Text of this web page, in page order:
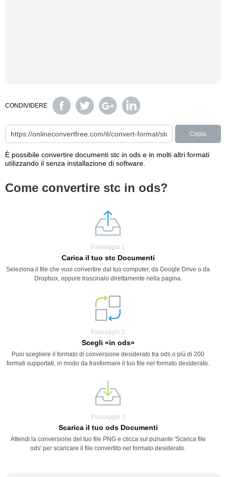
CONDIVIDERE
Copia
È possibile convertire documenti stc in ods e in molti altri formati
utilizzando il senza installazione di software.
Come convertire stc in ods?
Passaggio 1
Carica il tuo stc Documenti
Seleziona il file che vuoi convertire dal tuo computer, da Google Drive o da
Dropbox, oppure trascinalo direttamente nella pagina.
Passaggio 2
Scegli «in ods»
Puoi scegliere il formato di conversione desiderato tra ods o più di 200
formati supportati, in modo da trasformare il tuo file nel formato desiderato.
Passaggio 3
Scarica il tuo ods Documenti
Attendi la conversione del tuo file PNG e clicca sul pulsante 'Scarica file
ods' per scaricare il file convertito nel formato desiderato.